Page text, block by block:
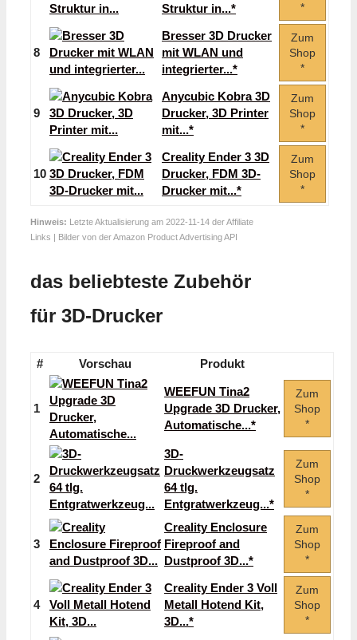
Struktur in...*
*
8
Bresser 3D Drucker
mit WLAN und
integrierter...*
Zum
Shop
*
9
Anycubic Kobra 3D
Drucker, 3D Printer
mit...*
Zum
Shop
*
10
Creality Ender 3 3D
Drucker, FDM 3D-
Drucker mit...*
Zum
Shop
*
Hinweis: Letzte Aktualisierung am 2022-11-14 der Affiliate
Links | Bilder von der Amazon Product Advertising API
das beliebteste Zubehör
für 3D-Drucker
# Vorschau Produkt
1
WEEFUN Tina2
Upgrade 3D Drucker,
Automatische...*
Zum
Shop
*
2
3D-
Druckwerkzeugsatz
64 tlg.
Entgratwerkzeug...*
Zum
Shop
*
3
Creality Enclosure
Fireproof and
Dustproof 3D...*
Zum
Shop
*
4
Creality Ender 3 Voll
Metall Hotend Kit,
3D...*
Zum
Shop
*